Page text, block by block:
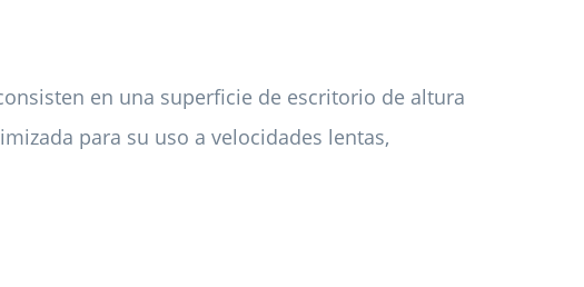
en una superficie de escritorio de altura
para su uso a velocidades lentas,